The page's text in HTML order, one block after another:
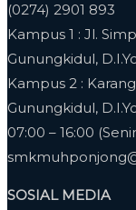
(0274) 2901 893
Kampus 1 : Jl.
Gunungkidul,
Kampus 2 :
Gunungkidul,
07:00 – 16:00
SOSIAL MEDIA